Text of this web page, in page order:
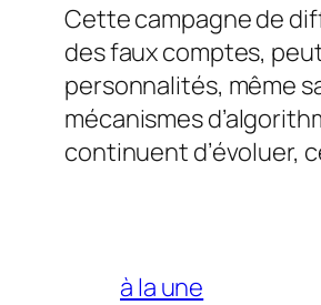
Cette campagne de
des faux comptes,
personnalités, même
mécanismes
continuent d’évoluer,
à la une